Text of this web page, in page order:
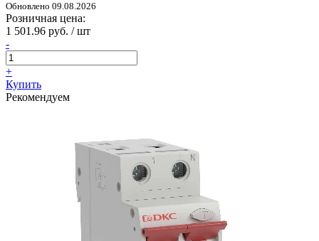
Обновлено 09.08.2026
Розничная цена:
1 501.96 руб. / шт
-
+
Купить
Рекомендуем